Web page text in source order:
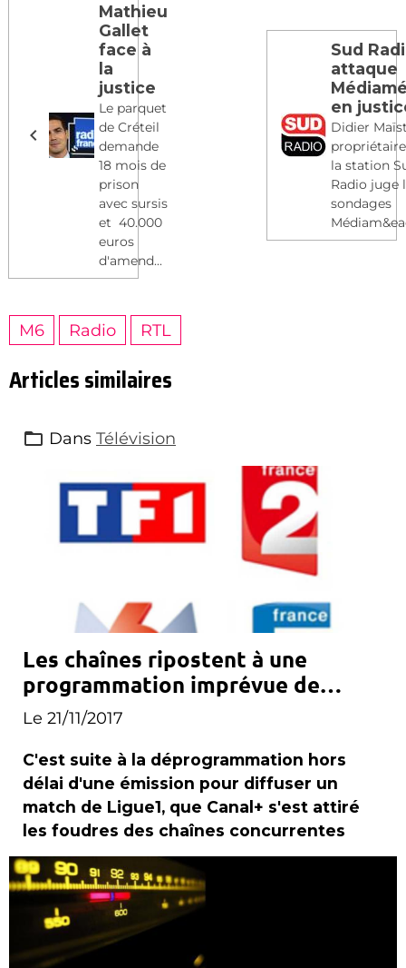
Mathieu
Gallet
face à
la
justice
Le parquet
de Créteil
demande
18 mois de
prison
avec sursis
et 40.000
euros
d'amend...
Sud
attaque
en
Didier
la station
Radio juge
sondages
M6 Radio RTL
Articles similaires
Dans Télévision
Les chaînes ripostent à une
programmation imprévue de
Canal+
Le 21/11/2017
C'est suite à la déprogrammation hors
délai d'une émission pour diffuser un
match de Ligue1, que Canal+ s'est attiré
les foudres des chaînes concurrentes